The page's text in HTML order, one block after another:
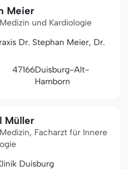
Meier
und Kardiologie
Dr. Stephan Meier, Dr.
47166Duisburg-Alt-
Hamborn
Müller
Facharzt für Innere
Duisburg